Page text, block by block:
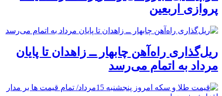
پروازی اربعین
ریل‌گذاری راه‌آهن چابهار ــ زاهدان تا پایان
مرداد به اتمام می‌رسد